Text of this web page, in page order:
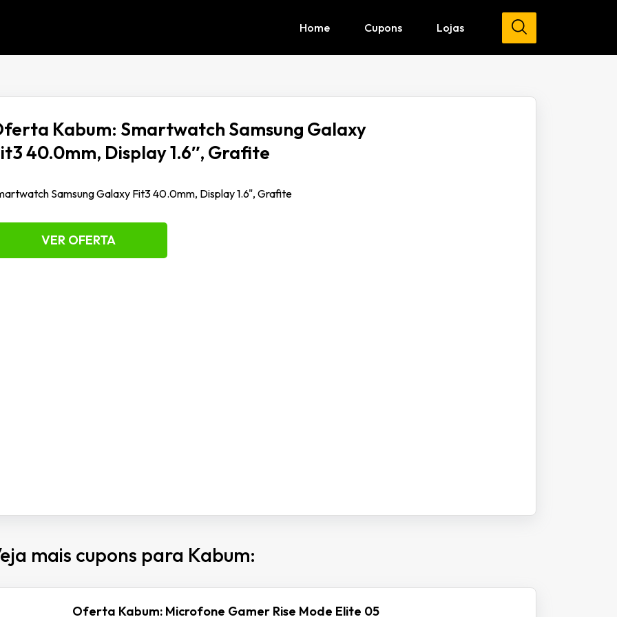
Home Cupons Lojas
Kabum: Smartwatch Samsung Galaxy
40.0mm, Display 1.6″, Grafite
Samsung Galaxy Fit3 40.0mm, Display 1.6", Grafite
VER OFERTA
mais cupons para Kabum:
Oferta Kabum: Microfone Gamer Rise Mode Elite 05